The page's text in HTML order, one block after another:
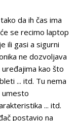
da ih čas ima
se recimo laptop
ili gasi a sigurni
ne dozvoljava
kao što
... itd. Tu nema
umesto
... itd.
postavio na